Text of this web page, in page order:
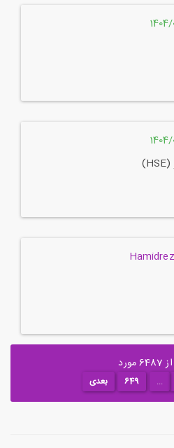
649 بعدی